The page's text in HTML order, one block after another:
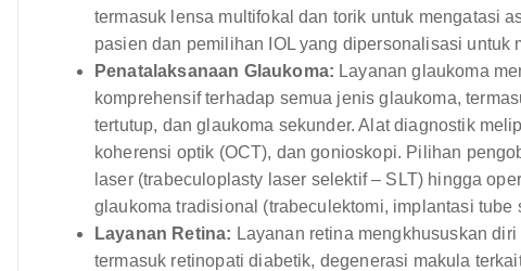
termasuk lensa multifokal dan torik untuk mengatasi
pasien dan pemilihan IOL yang dipersonalisasi untuk
Penatalaksanaan Glaukoma: Layanan glaukoma
komprehensif terhadap semua jenis glaukoma,
tertutup, dan glaukoma sekunder. Alat diagnostik
koherensi optik (OCT), dan gonioskopi. Pilihan
laser (trabeculoplasty laser selektif – SLT) hingga
glaukoma tradisional (trabeculektomi, implantasi tube
Layanan Retina: Layanan retina mengkhususkan
termasuk retinopati diabetik, degenerasi makula